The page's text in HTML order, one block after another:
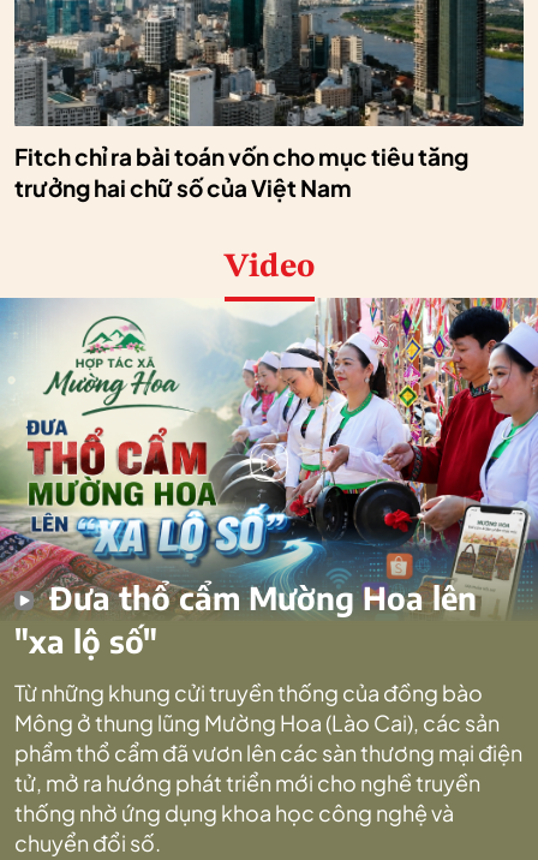
Fitch chỉ ra bài toán vốn cho mục tiêu tăng
trưởng hai chữ số của Việt Nam
Video
Đưa thổ cẩm Mường Hoa lên
"xa lộ số"
Từ những khung cửi truyền thống của đồng bào
Mông ở thung lũng Mường Hoa (Lào Cai), các sản
phẩm thổ cẩm đã vươn lên các sàn thương mại điện
tử, mở ra hướng phát triển mới cho nghề truyền
thống nhờ ứng dụng khoa học công nghệ và
chuyển đổi số.